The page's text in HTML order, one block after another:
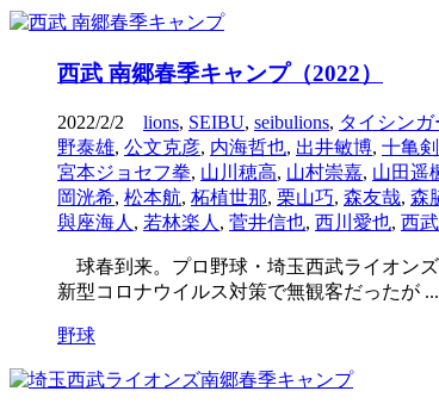
西武 南郷春季キャンプ（2022）
2022/2/2 lions, SEIBU, seibulions, タイシンガ
野泰雄, 公文克彦, 内海哲也, 出井敏博, 十亀剣
宮本ジョセフ拳, 山川穂高, 山村崇嘉, 山田遥
岡洸希, 松本航, 柘植世那, 栗山巧, 森友哉, 森
與座海人 , 若林楽人 , 菅井信也, 西川愛也, 西武
球春到来。プロ野球・埼玉西武ライオン
新型コロナウイルス対策で無観客だったが ...
野球